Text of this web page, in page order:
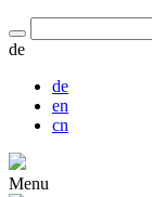
de
de
en
cn
Menu